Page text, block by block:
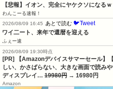
【悲報】イオン、完全にヤケクソになる
わんこーる速報！
2026/08/09 16:45
あとで読む 🐦Tweet
ワイ二ート、来年で還暦を迎える
ふぇー速
2026/08/09 19:30時点
[PR] 【Amazonデバイスサマーセール】
しい、かさばらない、大きな画面で読み
ディスプレイ… 19980円 → 16980円
Amazon